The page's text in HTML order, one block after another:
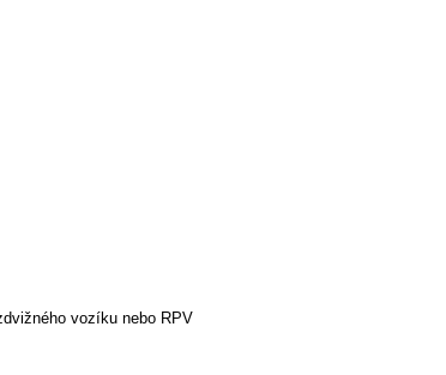
vozíku nebo RPV